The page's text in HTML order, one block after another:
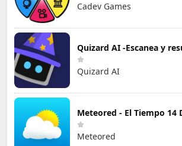
Cadev Games
Quizard AI -Escanea y
Quizard AI
Meteored - El Tiempo 14
Meteored